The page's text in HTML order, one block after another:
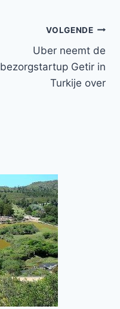
VOLGENDE
Uber neemt de
bezorgstartup Getir in
Turkije over